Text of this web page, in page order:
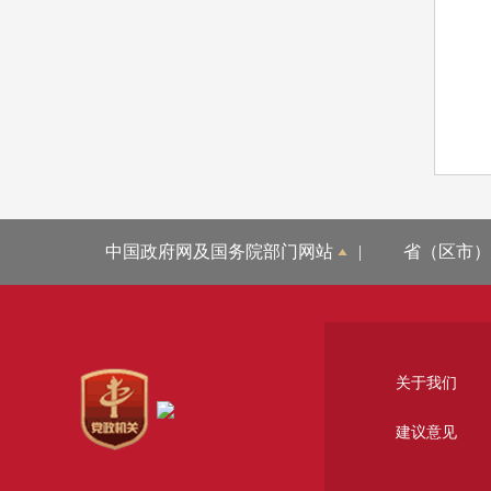
（
（
中国政府网及国务院部门网站 | 省（区市
关于我们
建议意见